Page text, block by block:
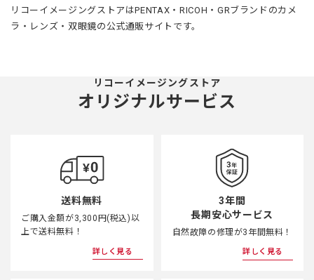
リコーイメージングストアはPENTAX・RICOH・GRブランドのカメ
ラ・レンズ・双眼鏡の公式通販サイトです。
リコーイメージングストア
オリジナルサービス
送料無料
ご購入金額が3,300円(税込)以
上で送料無料！
詳しく見る
3年間
長期安心サービス
自然故障の修理が3年間無料！
詳しく見る